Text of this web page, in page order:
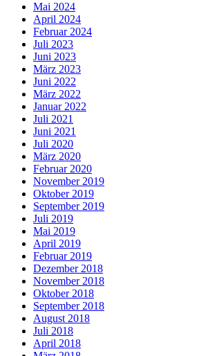
Mai 2024
April 2024
Februar 2024
Juli 2023
Juni 2023
März 2023
Juni 2022
März 2022
Januar 2022
Juli 2021
Juni 2021
Juli 2020
März 2020
Februar 2020
November 2019
Oktober 2019
September 2019
Juli 2019
Mai 2019
April 2019
Februar 2019
Dezember 2018
November 2018
Oktober 2018
September 2018
August 2018
Juli 2018
April 2018